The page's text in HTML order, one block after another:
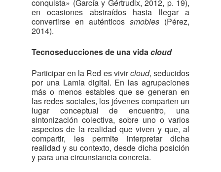
conquista» (García y Gértrudix, 2012, p. 19),
en ocasiones abstraídos hasta llegar a
convertirse en auténticos smobies (Pérez,
2014).
Tecnoseducciones de una vidacloud
Participar en la Red es vivircloud, seducidos
por una Lamia digital. En las agrupaciones
más o menos estables que se generan en
las redes sociales, los jóvenes comparten un
lugar conceptual de encuentro, una
sintonización colectiva, sobre uno o varios
aspectos de la realidad que viven y que, al
compartir, les permite interpretar dicha
realidad y su contexto, desde dicha posición
y para una circunstancia concreta.